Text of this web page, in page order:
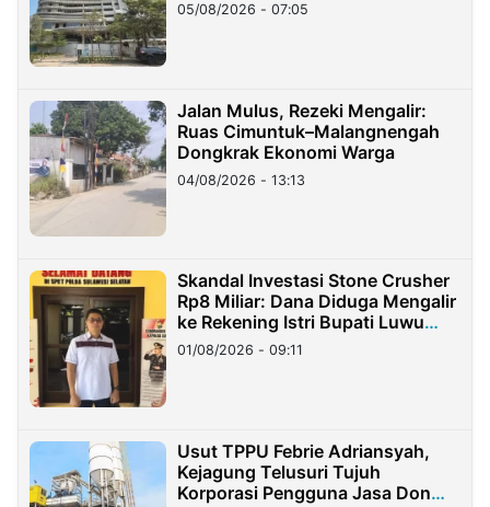
05/08/2026 - 07:05
Jalan Mulus, Rezeki Mengalir:
Ruas Cimuntuk–Malangnengah
Dongkrak Ekonomi Warga
04/08/2026 - 13:13
Skandal Investasi Stone Crusher
Rp8 Miliar: Dana Diduga Mengalir
ke Rekening Istri Bupati Luwu
Timur
01/08/2026 - 09:11
Usut TPPU Febrie Adriansyah,
Kejagung Telusuri Tujuh
Korporasi Pengguna Jasa Don